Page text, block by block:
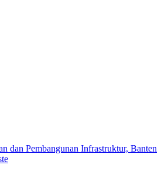
dan Pembangunan Infrastruktur, Banten